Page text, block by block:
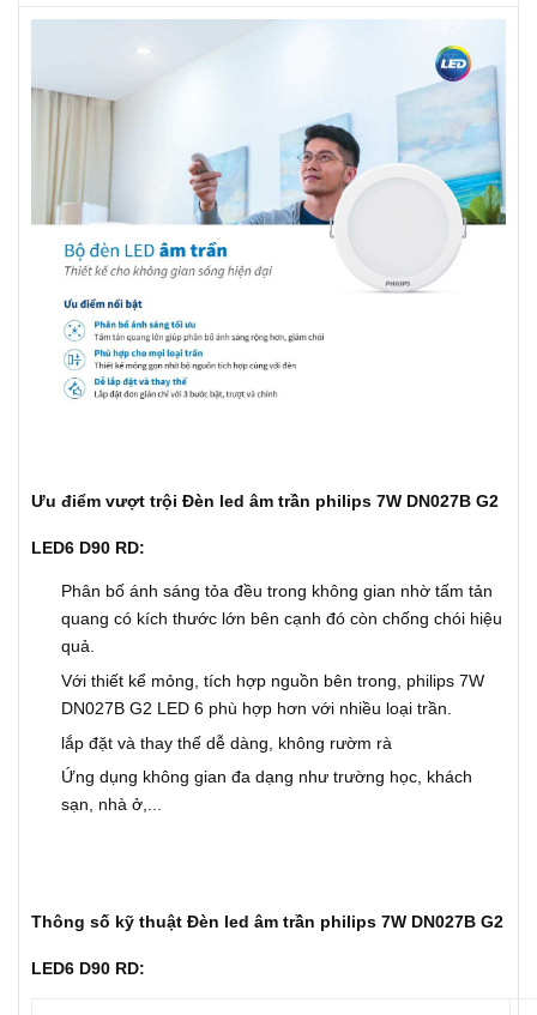
Ưu điểm vượt trội Đèn led âm trần philips 7W DN027B G2
LED6 D90 RD:
Phân bố ánh sáng tỏa đều trong không gian nhờ tấm tản
quang có kích thước lớn bên cạnh đó còn chống chói hiệu
quả.
Với thiết kể mỏng, tích hợp nguồn bên trong, philips 7W
DN027B G2 LED 6 phù hợp hơn với nhiều loại trần.
lắp đặt và thay thế dễ dàng, không rườm rà
Ứng dụng không gian đa dạng như trường học, khách
sạn, nhà ở,...
Thông số kỹ thuật Đèn led âm trần philips 7W DN027B G2
LED6 D90 RD: